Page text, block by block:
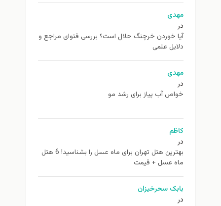
مهدی
در
آیا خوردن خرچنگ حلال است؟ بررسی فتوای مراجع و
دلایل علمی
مهدی
در
خواص آب پیاز برای رشد مو
کاظم
در
بهترین هتل تهران برای ماه عسل را بشناسید! 6 هتل
ماه عسل + قیمت
بابک سحرخیزان
در